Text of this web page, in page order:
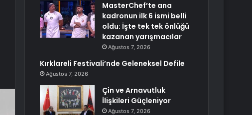
MasterChef’te ana
kadronun ilk 6 ismi belli
oldu: İşte tek tek önlüğü
kazanan yarışmacılar
Ağustos 7, 2026
Kırklareli Festivali’nde Geleneksel Defile
Ağustos 7, 2026
Çin ve Arnavutluk
İlişkileri Güçleniyor
Ağustos 7, 2026